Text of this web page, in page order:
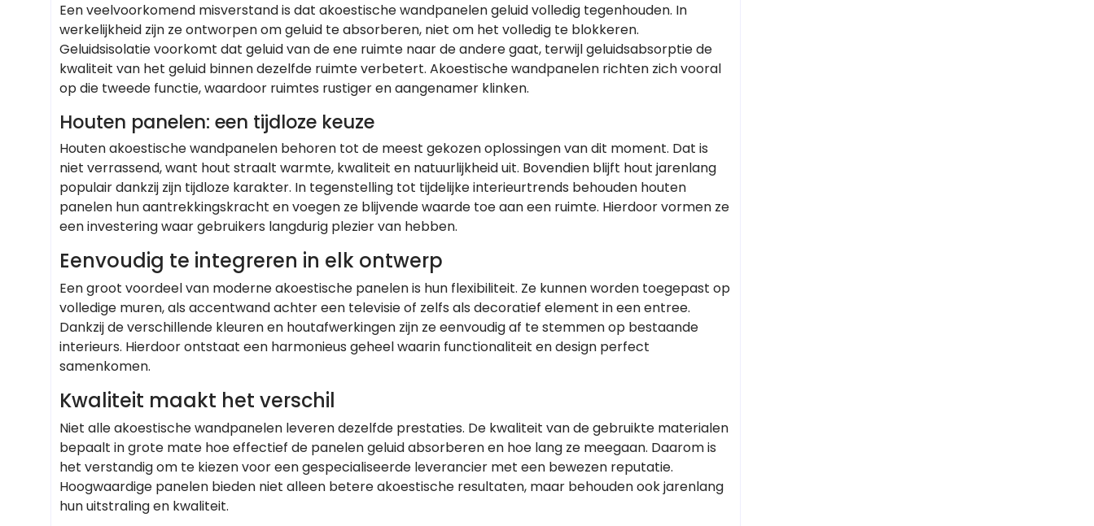
Een veelvoorkomend misverstand is dat akoestische wandpanelen geluid volledig tegenhouden. In
werkelijkheid zijn ze ontworpen om geluid te absorberen, niet om het volledig te blokkeren.
Geluidsisolatie voorkomt dat geluid van de ene ruimte naar de andere gaat, terwijl geluidsabsorptie de
kwaliteit van het geluid binnen dezelfde ruimte verbetert. Akoestische wandpanelen richten zich vooral
op die tweede functie, waardoor ruimtes rustiger en aangenamer klinken.
Houten panelen: een tijdloze keuze
Houten akoestische wandpanelen behoren tot de meest gekozen oplossingen van dit moment. Dat is
niet verrassend, want hout straalt warmte, kwaliteit en natuurlijkheid uit. Bovendien blijft hout jarenlang
populair dankzij zijn tijdloze karakter. In tegenstelling tot tijdelijke interieurtrends behouden houten
panelen hun aantrekkingskracht en voegen ze blijvende waarde toe aan een ruimte. Hierdoor vormen ze
een investering waar gebruikers langdurig plezier van hebben.
Eenvoudig te integreren in elk ontwerp
Een groot voordeel van moderne akoestische panelen is hun flexibiliteit. Ze kunnen worden toegepast op
volledige muren, als accentwand achter een televisie of zelfs als decoratief element in een entree.
Dankzij de verschillende kleuren en houtafwerkingen zijn ze eenvoudig af te stemmen op bestaande
interieurs. Hierdoor ontstaat een harmonieus geheel waarin functionaliteit en design perfect
samenkomen.
Kwaliteit maakt het verschil
Niet alle akoestische wandpanelen leveren dezelfde prestaties. De kwaliteit van de gebruikte materialen
bepaalt in grote mate hoe effectief de panelen geluid absorberen en hoe lang ze meegaan. Daarom is
het verstandig om te kiezen voor een gespecialiseerde leverancier met een bewezen reputatie.
Hoogwaardige panelen bieden niet alleen betere akoestische resultaten, maar behouden ook jarenlang
hun uitstraling en kwaliteit.